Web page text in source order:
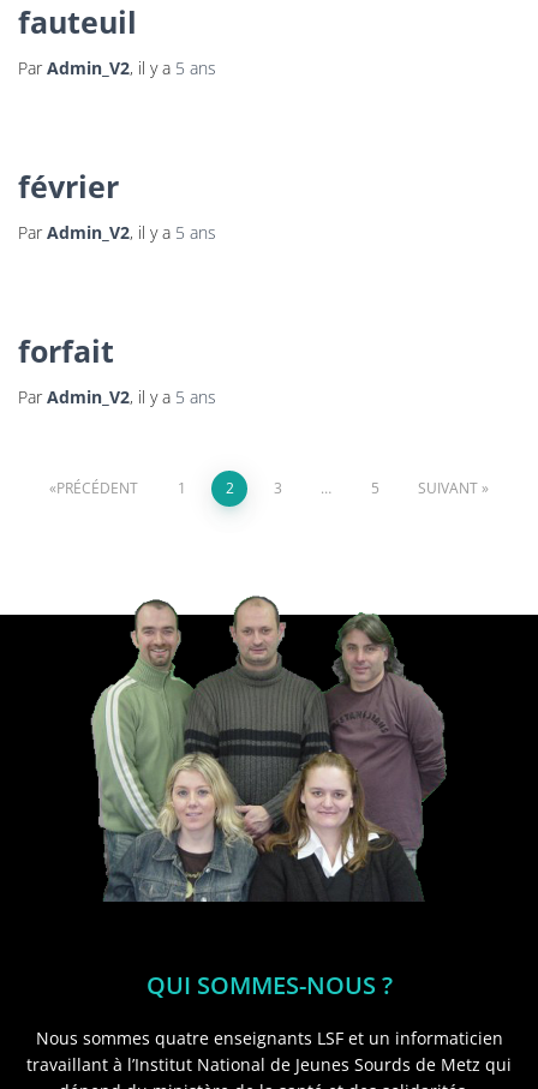
fauteuil
ParAdmin_V2, il y a 5 ans
février
ParAdmin_V2, il y a 5 ans
forfait
ParAdmin_V2, il y a 5 ans
PRÉCÉDENT 1 2 3 … 5 SUIVANT
QUI SOMMES-NOUS ?
Nous sommes quatre enseignants LSF et un informaticien
travaillant à l’Institut National de Jeunes Sourds de Metz qui